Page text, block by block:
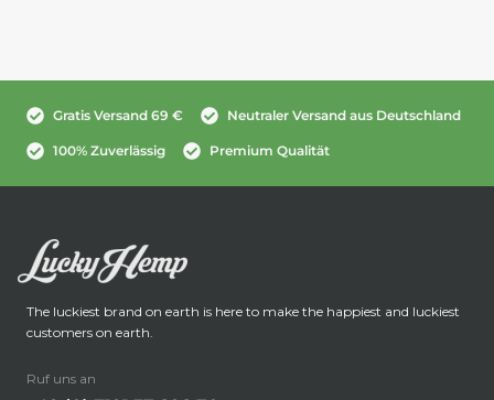
Gratis Versand 69 € Neutraler Versand aus Deutschland
100% Zuverlässig Premium Qualität
The luckiest brand on earth is here to make the happiest and luckiest
customers on earth.
Ruf uns an